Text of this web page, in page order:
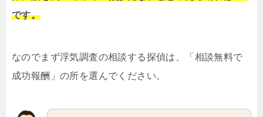
です。
なのでまず浮気調査の相談する探偵は、「相談無料で
成功報酬」の所を選んでください。